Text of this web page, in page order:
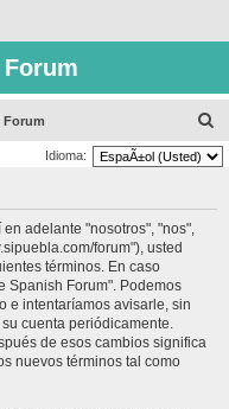
Forum
u
Idioma:
adelante "nosotros", "nos",
forum"), usted
términos. En caso
Spanish Forum". Podemos
e intentaríamos avisarle, sin
cuenta periódicamente.
de esos cambios significa
nuevos términos tal como